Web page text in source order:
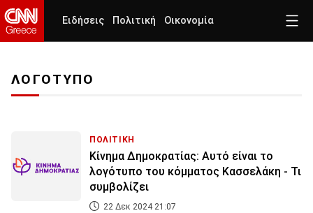
Ειδήσεις Πολιτική Οικονομία
ΛΟΓΟΤΥΠΟ
ΠΟΛΙΤΙΚΗ
Κίνημα Δημοκρατίας: Αυτό είναι το
λογότυπο του κόμματος Κασσελάκη - Τι
συμβολίζει
22 Δεκ 2024 21:07